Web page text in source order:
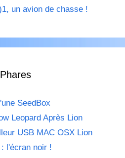
un avion de chasse !
SeedBox
Leopard Après Lion
USB MAC OSX Lion
l'écran noir !